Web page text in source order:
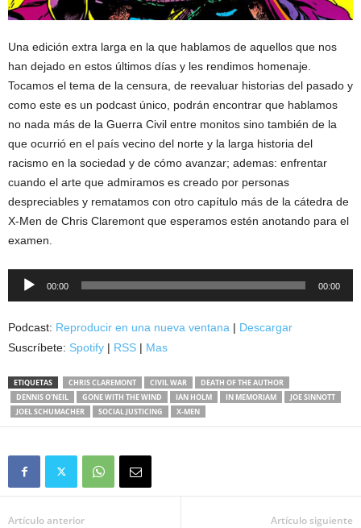
Una edición extra larga en la que hablamos de aquellos que nos
han dejado en estos últimos días y les rendimos homenaje.
Tocamos el tema de la censura, de reevaluar historias del pasado y
como este es un podcast único, podrán encontrar que hablamos
no nada más de la Guerra Civil entre monitos sino también de la
que ocurrió en el país vecino del norte y la larga historia del
racismo en la sociedad y de cómo avanzar; ademas: enfrentar
cuando el arte que admiramos es creado por personas
despreciables y rematamos con otro capítulo más de la cátedra de
X-Men de Chris Claremont que esperamos estén anotando para el
examen.
Reproductor
00:00 00:00
Podcast: Reproducir en una nueva ventana | Descargar
Suscríbete: Spotify | RSS | Mas
ETIQUETAS CHRIS CLAREMONT CIVIL WAR
DEATH OF THE AUTHOR
DENNIS O'NEIL
GONE WITH THE WIND IAN HOLM IN MEMORIAM
JOE SINNOTT
JOEL SCHUMACHER
SOCIAL JUSTICING X-MEN
Artículo anterior Artículo siguiente